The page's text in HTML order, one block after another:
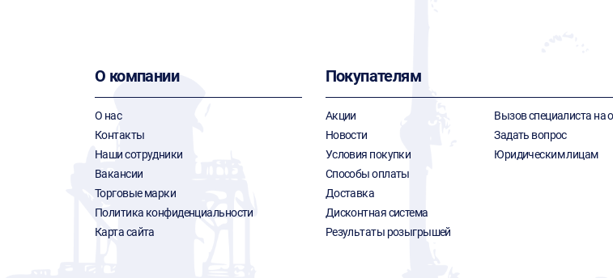
О компании
О нас
Контакты
Наши сотрудники
Вакансии
Торговые марки
Политика конфиденциальности
Карта сайта
Покупателям
Акции
Новости
Условия покупки
Способы оплаты
Доставка
Дисконтная система
Результаты розыгрышей
Вызов специалиста на
Задать вопрос
Юридическим лицам